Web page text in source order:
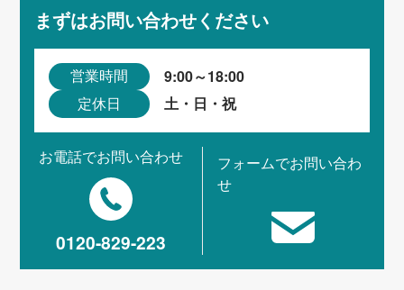
まずはお問い合わせください
営業時間 9:00～18:00
定休日 土・日・祝
お電話でお問い合わせ
0120-829-223
フォームでお問い合わ
せ